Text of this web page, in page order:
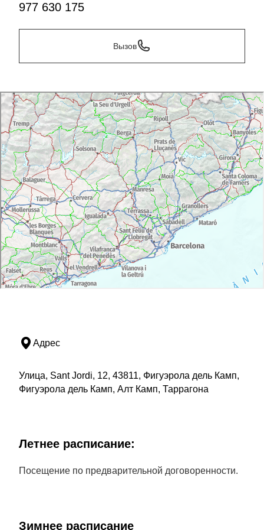
977 630 175
Вызов
Адрес
Улица, Sant Jordi, 12, 43811, Фигуэрола дель Камп,
Фигуэрола дель Камп, Алт Камп, Таррагона
Летнее расписание:
Посещение по предварительной договоренности.
Зимнее расписание